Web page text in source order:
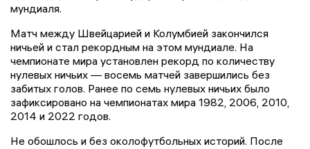
мундиаля.
Матч между Швейцарией и Колумбией закончился
ничьей и стал рекордным на этом мундиале. На
чемпионате мира установлен рекорд по количеству
нулевых ничьих — восемь матчей завершились без
забитых голов. Ранее по семь нулевых ничьих было
зафиксировано на чемпионатах мира 1982, 2006, 2010,
2014 и 2022 годов.
Не обошлось и без околофутбольных историй. После